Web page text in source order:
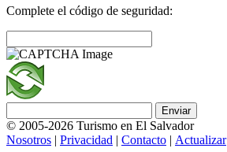
Complete el código de seguridad:
Enviar
© 2005-2026 Turismo en El Salvador
Nosotros | Privacidad | Contacto | Actualizar